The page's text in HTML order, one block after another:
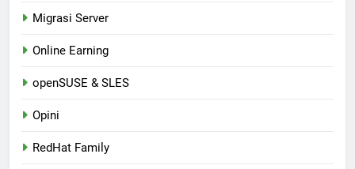
Migrasi Server
Online Earning
openSUSE & SLES
Opini
RedHat Family